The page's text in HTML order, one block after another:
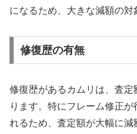
になるため、大きな減額の対
修復歴の有無
修復歴があるカムリは、査
ります。特にフレーム修正
れるため、査定額が大幅に減